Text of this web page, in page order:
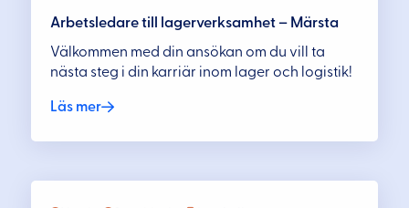
Arbetsledare till lagerverksamhet – Märsta
Välkommen med din ansökan om du vill ta
nästa steg i din karriär inom lager och logistik!
Läs mer